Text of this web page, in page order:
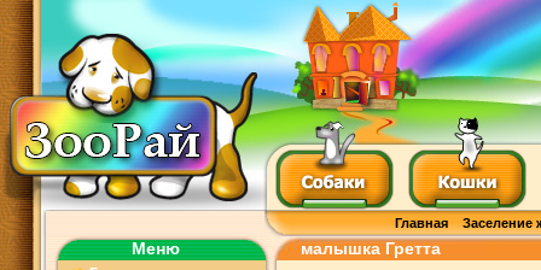
Главная Заселение
Меню малышка Гретта